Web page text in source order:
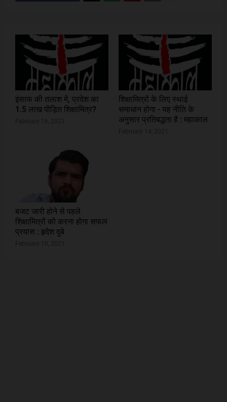
इंसाफ की तलाश में, प्रदेश का
1.5 लाख पीड़ित शिक्षामित्र?
शिक्षामित्रों के लिए स्थाई
समाधान होगा - यह नीति के
अनुसार प्रतिबद्धता है : महाकाल
बजट जारी होने से पहले
शिक्षामित्रों को करना होगा सफल
प्रयास : हृदेश दुबे